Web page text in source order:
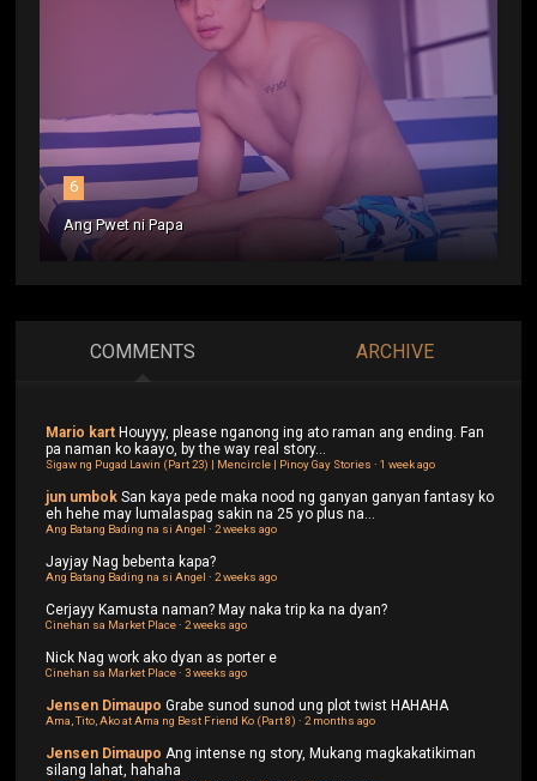
6
Ang Pwet ni Papa
COMMENTS ARCHIVE
Mario kart Houyyy, please nganong ing ato raman ang ending. Fan
pa naman ko kaayo, by the way real story...
Sigaw ng Pugad Lawin (Part 23) | Mencircle | Pinoy Gay Stories ·1 week ago
jun umbok San kaya pede maka nood ng ganyan ganyan fantasy ko
eh hehe may lumalaspag sakin na 25 yo plus na...
Ang Batang Bading na si Angel ·2 weeks ago
Jayjay Nag bebenta kapa?
Ang Batang Bading na si Angel ·2 weeks ago
Cerjayy Kamusta naman? May naka trip ka na dyan?
Cinehan sa Market Place·2 weeks ago
Nick Nag work ako dyan as porter e
Cinehan sa Market Place·3 weeks ago
Jensen Dimaupo Grabe sunod sunod ung plot twist HAHAHA
Ama, Tito, Ako at Ama ng Best Friend Ko (Part 8) ·2 months ago
Jensen Dimaupo Ang intense ng story, Mukang magkakatikiman
silang lahat, hahaha